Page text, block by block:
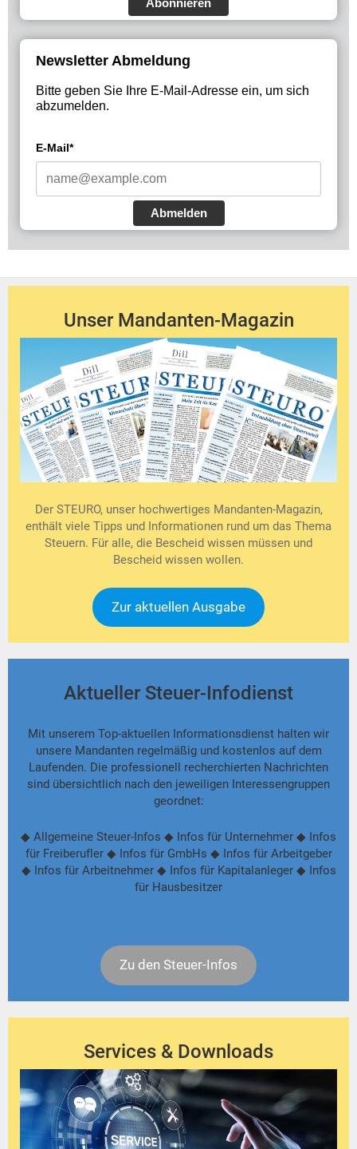
Newsletter Abmeldung
Bitte geben Sie Ihre E-Mail-Adresse ein, um sich
abzumelden.
E-Mail*
Abmelden
Unser Mandanten-Magazin
Der STEURO, unser hochwertiges Mandanten-Magazin,
enthält viele Tipps und Informationen rund um das Thema
Steuern. Für alle, die Bescheid wissen müssen und
Bescheid wissen wollen.
Zur aktuellen Ausgabe
Aktueller Steuer-Infodienst
Mit unserem Top-aktuellen Informationsdienst halten wir
unsere Mandanten regelmäßig und kostenlos auf dem
Laufenden. Die professionell recherchierten Nachrichten
sind übersichtlich nach den jeweiligen Interessengruppen
geordnet:
◆ Allgemeine Steuer-Infos ◆ Infos für Unternehmer ◆ Infos
für Freiberufler ◆ Infos für GmbHs ◆ Infos für Arbeitgeber
◆ Infos für Arbeitnehmer ◆ Infos für Kapitalanleger ◆ Infos
für Hausbesitzer
Zu den Steuer-Infos
Services & Downloads